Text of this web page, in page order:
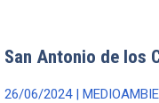
San Antonio de los
26/06/2024 |